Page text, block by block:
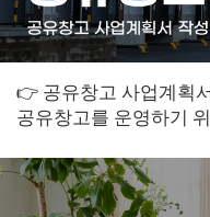
👉 공유창고 사업계획
공유창고를 운영하기